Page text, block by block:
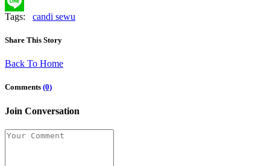
Line
Tags: candi sewu
Share This Story
Back To Home
Comments (0)
Join Conversation